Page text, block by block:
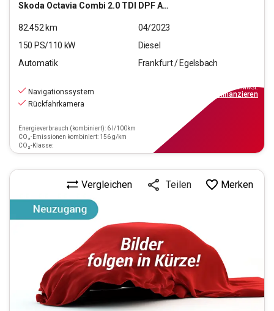
Skoda Octavia Combi 2.0 TDI DPF Ambition 4x4 (EURO 6d)
82.452km
04/2023
150 PS/110 kW
Diesel
Automatik
Frankfurt / Egelsbach
Navigationssystem
Rückfahrkamera
Energieverbrauch (kombiniert): 6 l/100km
CO₂-Emissionen kombiniert: 156 g/km
CO₂-Klasse:
inkl.MwSt.
finanzieren
Vergleichen Teilen Merken